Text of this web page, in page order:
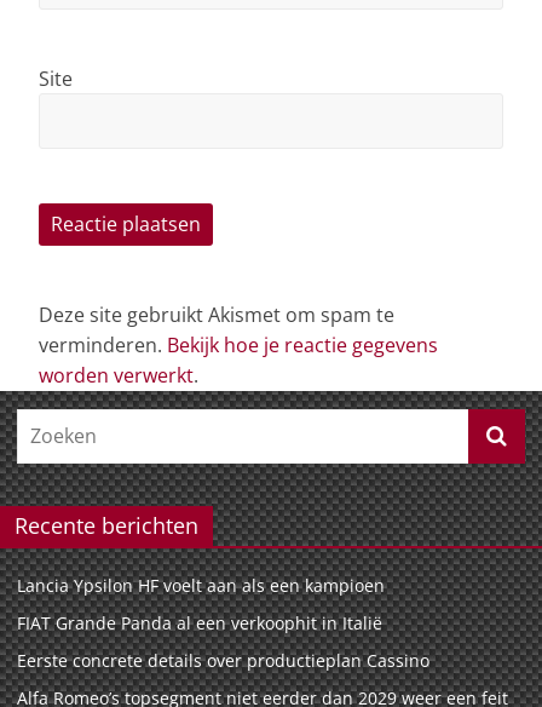
Site
Deze site gebruikt Akismet om spam te
verminderen. Bekijk hoe je reactie gegevens
worden verwerkt.
Recente berichten
Lancia Ypsilon HF voelt aan als een kampioen
FIAT Grande Panda al een verkoophit in Italië
Eerste concrete details over productieplan Cassino
Alfa Romeo’s topsegment niet eerder dan 2029 weer een feit